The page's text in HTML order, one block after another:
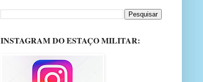
INSTAGRAM DO ESTAÇO MILITAR: